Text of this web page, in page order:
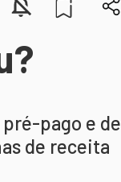
pago e de
de receita